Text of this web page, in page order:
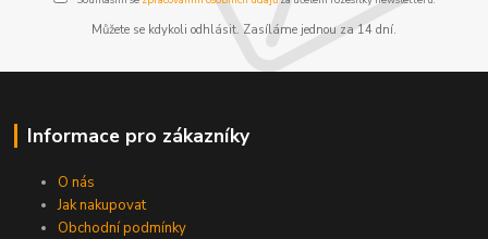
Můžete se kdykoli odhlásit. Zasíláme jednou za 14 dní.
Informace pro zákazníky
O nás
Jak nakupovat
Obchodní podmínky